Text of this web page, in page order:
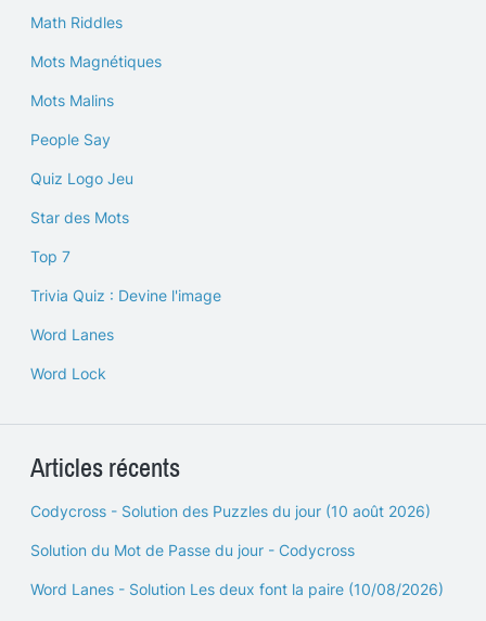
Math Riddles
Mots Magnétiques
Mots Malins
People Say
Quiz Logo Jeu
Star des Mots
Top 7
Trivia Quiz : Devine l'image
Word Lanes
Word Lock
Articles récents
Codycross - Solution des Puzzles du jour (10 août 2026)
Solution du Mot de Passe du jour - Codycross
Word Lanes - Solution Les deux font la paire (10/08/2026)